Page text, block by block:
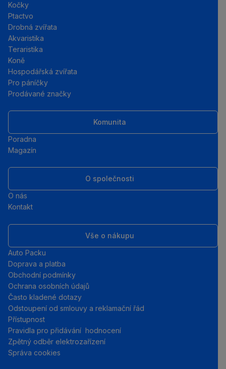
Kočky
Ptactvo
Drobná zvířata
Akvaristika
Teraristika
Koně
Hospodářská zvířata
Pro páníčky
Prodávané značky
Komunita
Poradna
Magazín
O společnosti
O nás
Kontakt
Vše o nákupu
Auto Packu
Doprava a platba
Obchodní podmínky
Ochrana osobních údajů
Často kladené dotazy
Odstoupení od smlouvy a reklamační řád
Přístupnost
Pravidla pro přidávání hodnocení
Zpětný odběr elektrozařízení
Správa cookies